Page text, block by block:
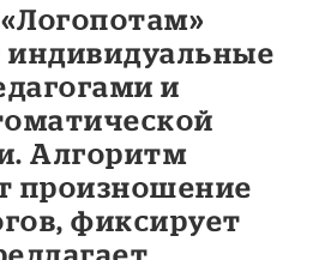
индивидуальные
и
Алгоритм
произношение
фиксирует